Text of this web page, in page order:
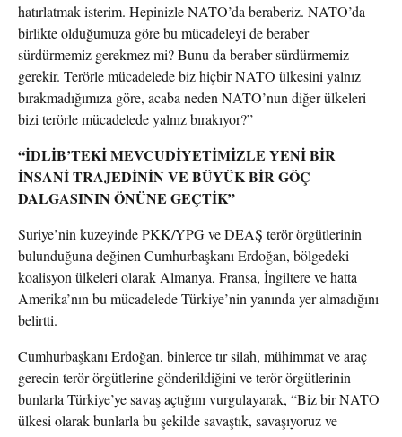
hatırlatmak isterim. Hepinizle NATO’da beraberiz. NATO’da
birlikte olduğumuza göre bu mücadeleyi de beraber
sürdürmemiz gerekmez mi? Bunu da beraber sürdürmemiz
gerekir. Terörle mücadelede biz hiçbir NATO ülkesini yalnız
bırakmadığımıza göre, acaba neden NATO’nun diğer ülkeleri
bizi terörle mücadelede yalnız bırakıyor?”
“İDLİB’TEKİ MEVCUDİYETİMİZLE YENİ BİR
İNSANİ TRAJEDİNİN VE BÜYÜK BİR GÖÇ
DALGASININ ÖNÜNE GEÇTİK”
Suriye’nin kuzeyinde PKK/YPG ve DEAŞ terör örgütlerinin
bulunduğuna değinen Cumhurbaşkanı Erdoğan, bölgedeki
koalisyon ülkeleri olarak Almanya, Fransa, İngiltere ve hatta
Amerika’nın bu mücadelede Türkiye’nin yanında yer almadığını
belirtti.
Cumhurbaşkanı Erdoğan, binlerce tır silah, mühimmat ve araç
gerecin terör örgütlerine gönderildiğini ve terör örgütlerinin
bunlarla Türkiye’ye savaş açtığını vurgulayarak, “Biz bir NATO
ülkesi olarak bunlarla bu şekilde savaştık, savaşıyoruz ve